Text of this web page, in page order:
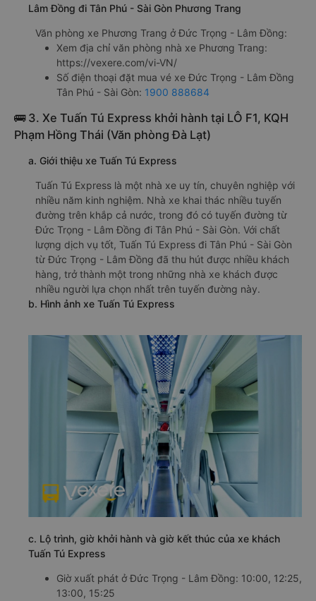
Lâm Đồng đi Tân Phú - Sài Gòn Phương Trang
Văn phòng xe Phương Trang ở Đức Trọng - Lâm Đồng:
Xem địa chỉ văn phòng nhà xe Phương Trang:
https://vexere.com/vi-VN/
Số điện thoại đặt mua vé xe Đức Trọng - Lâm Đồng
Tân Phú - Sài Gòn: 1900 888684
🚌 3. Xe Tuấn Tú Express khởi hành tại LÔ F1, KQH
Phạm Hồng Thái (Văn phòng Đà Lạt)
a. Giới thiệu xe Tuấn Tú Express
Tuấn Tú Express là một nhà xe uy tín, chuyên nghiệp với
nhiều năm kinh nghiệm. Nhà xe khai thác nhiều tuyến
đường trên khắp cả nước, trong đó có tuyến đường từ
Đức Trọng - Lâm Đồng đi Tân Phú - Sài Gòn. Với chất
lượng dịch vụ tốt, Tuấn Tú Express đi Tân Phú - Sài Gòn
từ Đức Trọng - Lâm Đồng đã thu hút được nhiều khách
hàng, trở thành một trong những nhà xe khách được
nhiều người lựa chọn nhất trên tuyến đường này.
b. Hình ảnh xe Tuấn Tú Express
c. Lộ trình, giờ khởi hành và giờ kết thúc của xe khách
Tuấn Tú Express
Giờ xuất phát ở Đức Trọng - Lâm Đồng: 10:00, 12:25,
13:00, 15:25